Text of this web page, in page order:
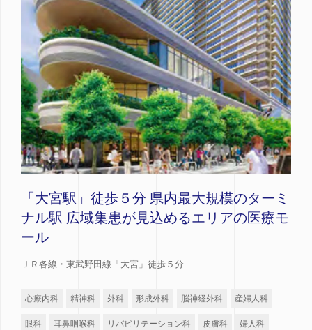
「大宮駅」徒歩５分 県内最大規模のターミ
ナル駅 広域集患が見込めるエリアの医療モ
ール
ＪＲ各線・東武野田線「大宮」徒歩５分
心療内科 精神科 外科 形成外科 脳神経外科 産婦人科
眼科 耳鼻咽喉科 リバビリテーション科 皮膚科 婦人科